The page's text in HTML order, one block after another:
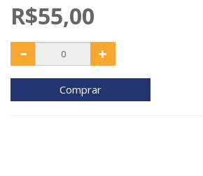
R$55,00
Comprar